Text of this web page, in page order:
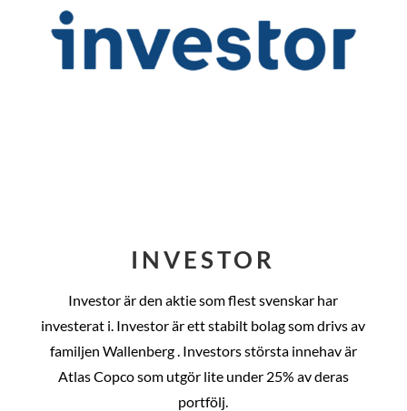
INVESTOR
Investor är den aktie som flest svenskar har
investerat i. Investor är ett stabilt bolag som drivs av
familjen Wallenberg . Investors största innehav är
Atlas Copco som utgör lite under 25% av deras
portfölj.